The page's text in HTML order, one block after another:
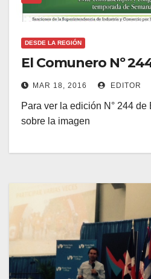
DESDE LA REGIÓN
El Comunero Nº
MAR 18, 2016 EDITOR
Para ver la edición N° 244
sobre la imagen